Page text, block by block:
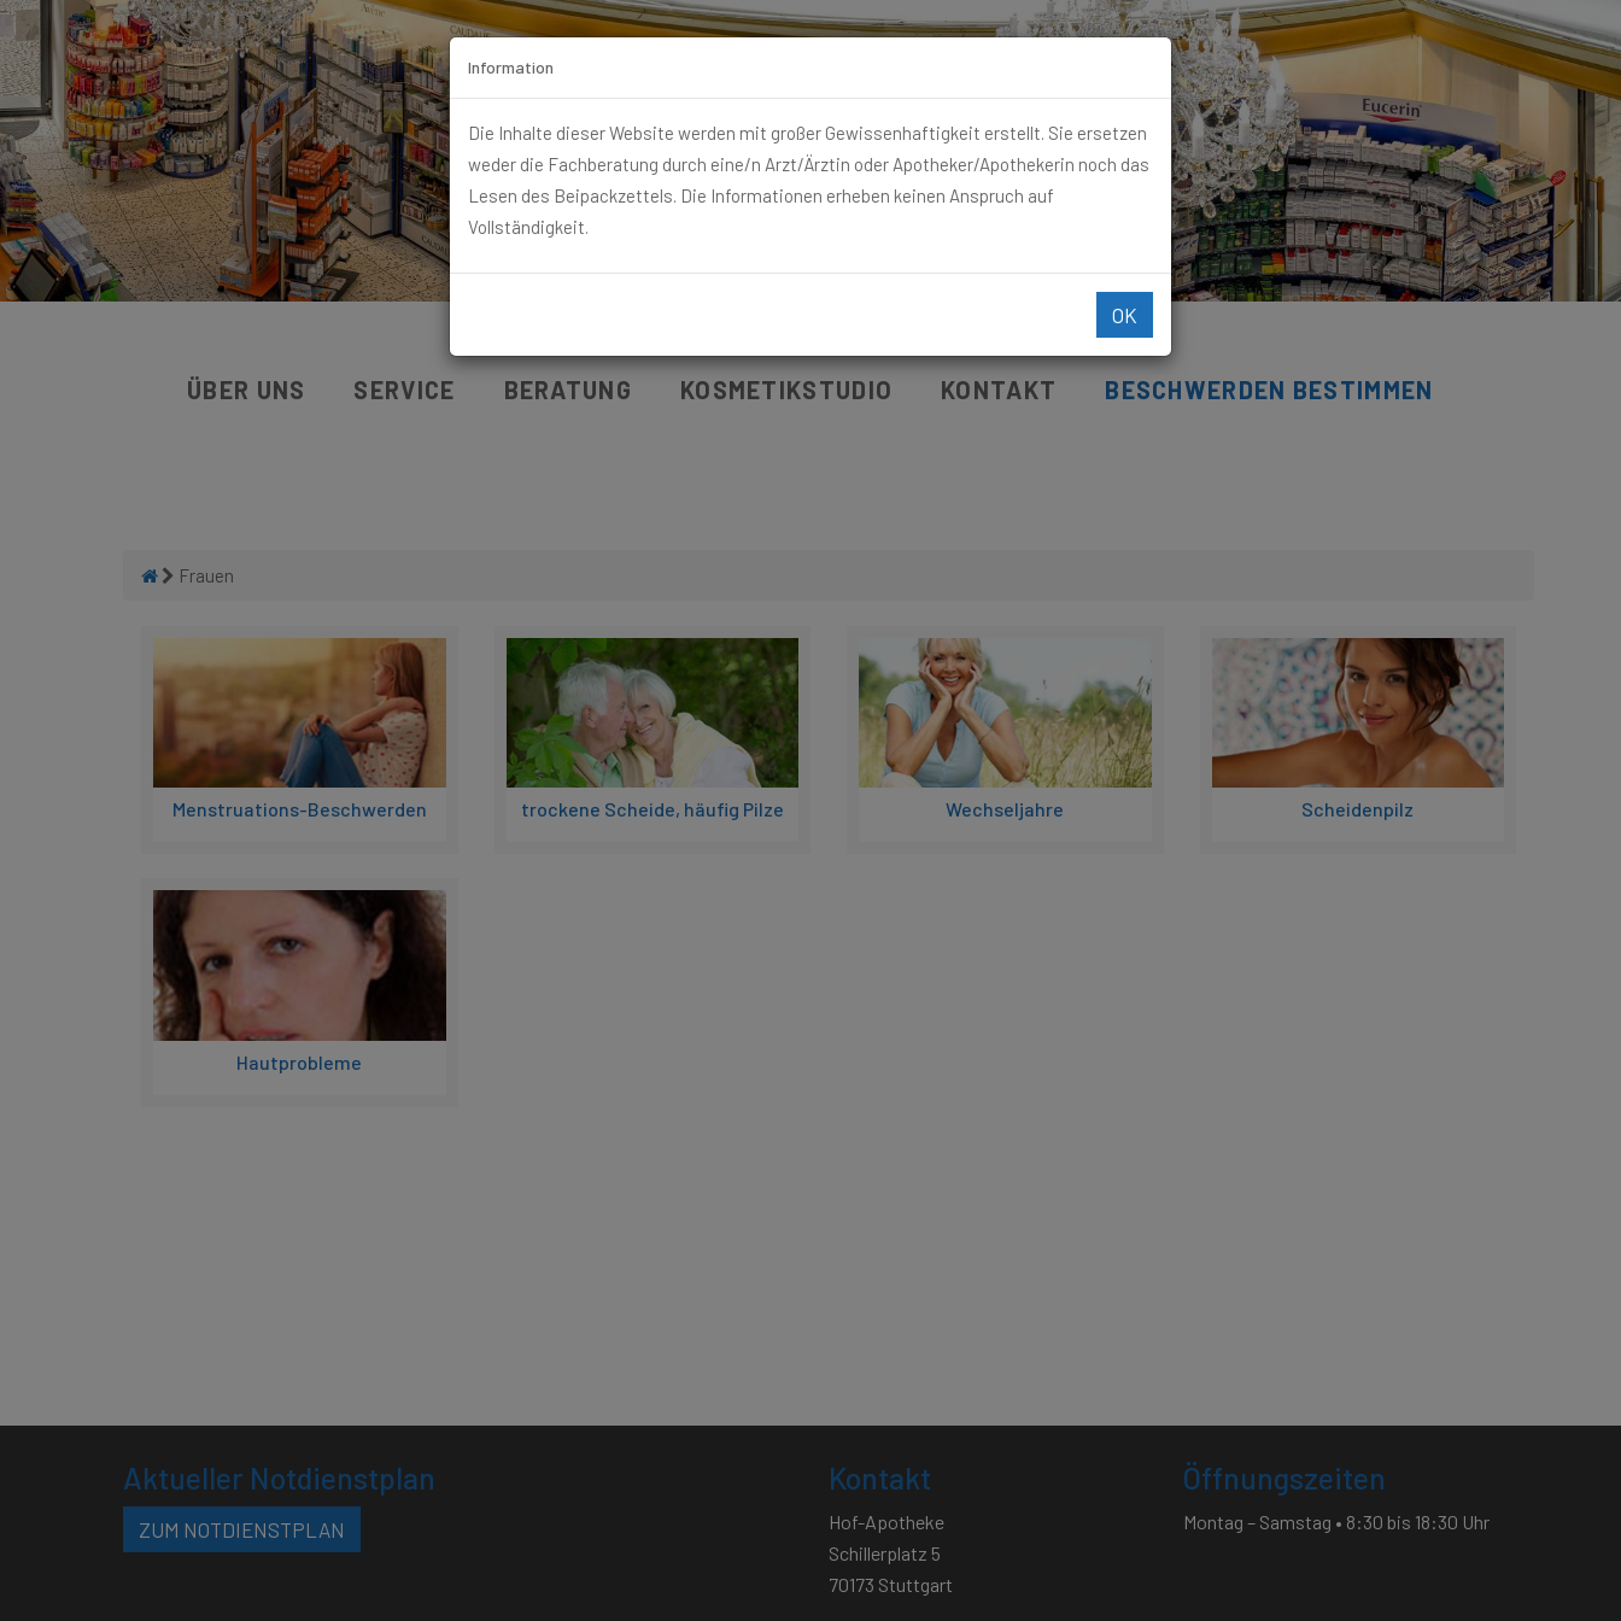
ÜBER UNS SERVICE BERATUNG KOSMETIKSTUDIO KONTAKT BESCHWERDEN BESTIMMEN
Frauen
Menstruations-Beschwerden trockene Scheide, häufig Pilze Wechseljahre Scheidenpilz
Hautprobleme
Information
Die Inhalte dieser Website werden mit großer Gewissenhaftigkeit erstellt. Sie ersetzen
weder die Fachberatung durch eine/n Arzt/Ärztin oder Apotheker/Apothekerin noch das
Lesen des Beipackzettels. Die Informationen erheben keinen Anspruch auf
Vollständigkeit.
OK
Aktueller Notdienstplan
ZUM NOTDIENSTPLAN
Kontakt
Hof-Apotheke
Schillerplatz 5
70173 Stuttgart
Öffnungszeiten
Montag – Samstag • 8:30 bis 18:30 Uhr